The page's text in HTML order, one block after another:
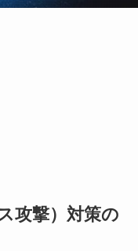
攻撃）対策の